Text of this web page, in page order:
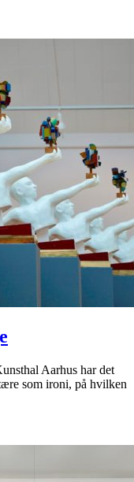
Aarhus har det
som ironi, på hvilken